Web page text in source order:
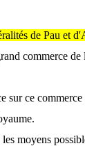
de Pau et
commerce
sur ce
moyens